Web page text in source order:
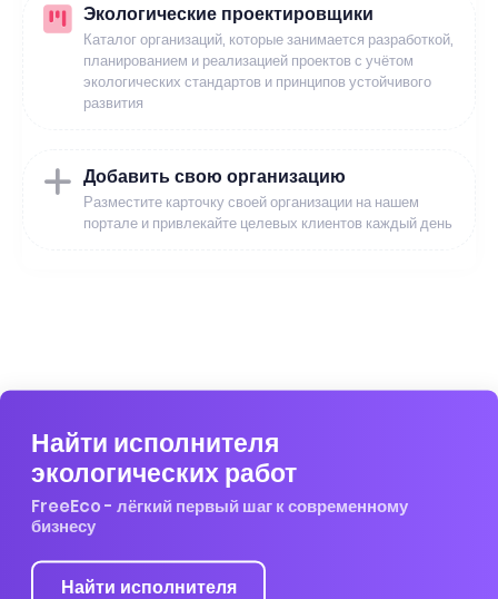
Экологические проектировщики
Каталог организаций, которые занимается разработкой,
планированием и реализацией проектов с учётом
экологических стандартов и принципов устойчивого
развития
Добавить свою организацию
Разместите карточку своей организации на нашем
портале и привлекайте целевых клиентов каждый день
Найти исполнителя
экологических работ
FreeEco - лёгкий первый шаг к современному
бизнесу
Найти исполнителя